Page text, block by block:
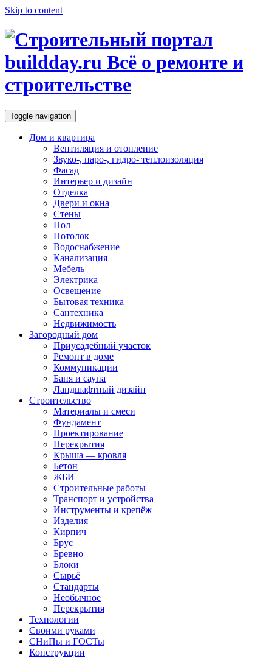
Skip to content
Toggle navigation
Дом и квартира
Вентиляция и отопление
Звуко-, паро-, гидро- теплоизоляция
Фасад
Интерьер и дизайн
Отделка
Двери и окна
Стены
Пол
Потолок
Водоснабжение
Канализация
Мебель
Электрика
Освещение
Бытовая техника
Сантехника
Недвижимость
Загородный дом
Приусадебный участок
Ремонт в доме
Коммуникации
Баня и сауна
Ландшафтный дизайн
Строительство
Материалы и смеси
Фундамент
Проектирование
Перекрытия
Крыша — кровля
Бетон
ЖБИ
Строительные работы
Транспорт и устройства
Инструменты и крепёж
Изделия
Кирпич
Брус
Бревно
Блоки
Сырьё
Стандарты
Необычное
Перекрытия
Технологии
Своими руками
СНиПы и ГОСТы
Конструкции